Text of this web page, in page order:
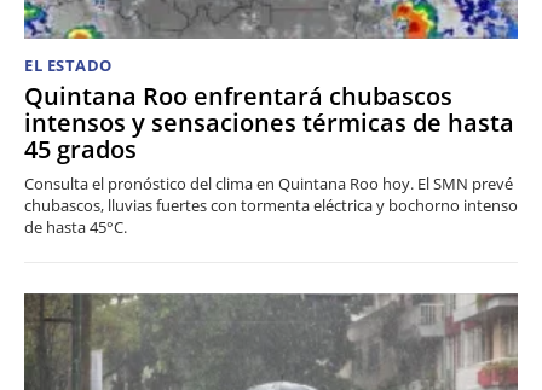
EL ESTADO
Quintana Roo enfrentará chubascos
intensos y sensaciones térmicas de hasta
45 grados
Consulta el pronóstico del clima en Quintana Roo hoy. El SMN prevé
chubascos, lluvias fuertes con tormenta eléctrica y bochorno intenso
de hasta 45°C.